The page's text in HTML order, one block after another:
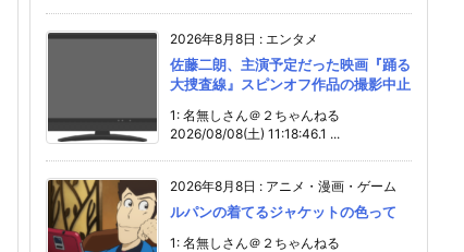
2026年8月8日 : エンタメ
佐藤二朗、主演予定だった映画『踊る
大捜査線』スピンオフ作品の撮影中止
1: 名無しさん＠２ちゃんねる
2026/08/08(土) 11:18:46.1 ...
2026年8月8日 : アニメ・漫画・ゲーム
ルパンの着てるジャケットの色って
1: 名無しさん＠２ちゃんねる